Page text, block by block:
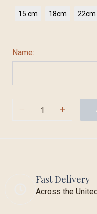
15 cm 18cm 22cm
Name:
Fast Delivery
Across the